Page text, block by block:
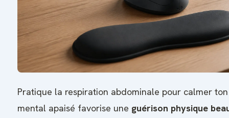
Pratique la respiration abdominale pour calmer
mental apaisé favorise une guérison physique